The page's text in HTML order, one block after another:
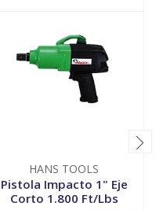
HANS TOOLS
Pistola Impacto 1" Eje
Corto 1.800 Ft/Lbs